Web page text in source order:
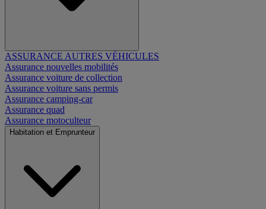
ASSURANCE AUTRES VÉHICULES
Assurance nouvelles mobilités
Assurance voiture de collection
Assurance voiture sans permis
Assurance camping-car
Assurance quad
Assurance motoculteur
Habitation et Emprunteur